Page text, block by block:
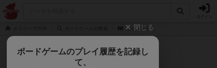
ワルプルギス
閉じる
ボードゲームのプレイ履歴を記録し
て、